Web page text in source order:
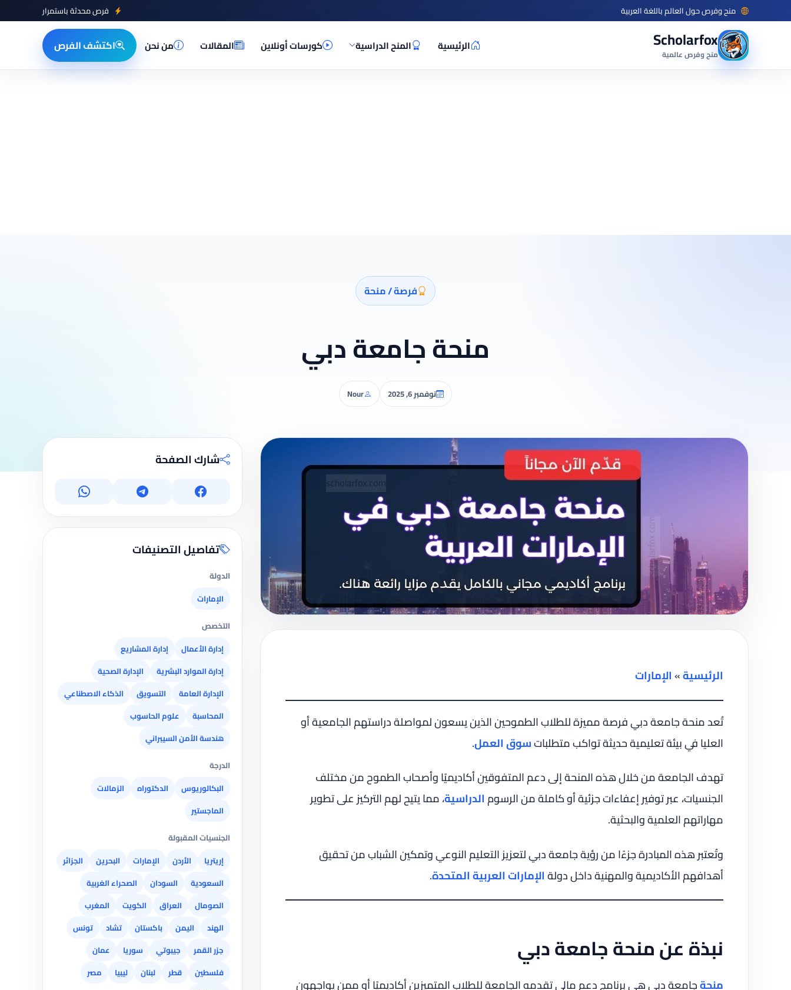
منح وفرص حول العالم باللغة العربية فرص محدثة باستمرار
Scholarfox
منح وفرص عالمية
الرئيسية المنح الدراسية كورسات أونلاين المقالات من نحن اكتشف الفرص
فرصة / منحة
منحة جامعة دبي
نوفمبر 6, 2025 Nour
الرئيسية»الإمارات
تُعد منحة جامعة دبي فرصة مميزة للطلاب الطموحين الذين يسعون لمواصلة دراستهم الجامعية أو
العليا في بيئة تعليمية حديثة تواكب متطلباتسوق العمل.
تهدف الجامعة من خلال هذه المنحة إلى دعم المتفوقين أكاديميًا وأصحاب الطموح من مختلف
الجنسيات، عبر توفير إعفاءات جزئية أو كاملة من الرسومالدراسية، مما يتيح لهم التركيز على تطوير
مهاراتهم العلمية والبحثية.
وتُعتبر هذه المبادرة جزءًا من رؤية جامعة دبي لتعزيز التعليم النوعي وتمكين الشباب من تحقيق
أهدافهم الأكاديمية والمهنية داخل دولةالإمارات العربية المتحدة.
نبذة عن منحة جامعة دبي
منحةجامعة دبي هي برنامج دعم مالي تقدمه الجامعة للطلاب المتميزين أكاديميًا أو ممن يواجهون
شارك الصفحة
تفاصيل التصنيفات
الدولة
الإمارات
التخصص
إدارة الأعمال
إدارة المشاريع
إدارة الموارد البشرية
الإدارة الصحية
الإدارة العامة
التسويق
الذكاء الاصطناعي
المحاسبة
علوم الحاسوب
هندسة الأمن السيبراني
الدرجة
البكالوريوس
الدكتوراه
الزمالات
الماجستير
الجنسيات المقبولة
إريتريا
الأردن الإمارات البحرين
الجزائر
السعودية
السودان
الصحراء الغربية
الصومال
العراق الكويت
المغرب
الهند
اليمن باكستان تشاد
تونس
جزر القمر
جيبوتي سوريا
عمان
فلسطين
قطر لبنان ليبيا
مصر